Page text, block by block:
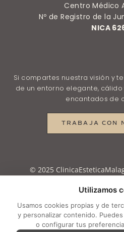
Centro Médico
Nº de Registro de la
NICA
Si compartes nuestra visión y
de un entorno elegante,
encantados de
TRABAJA CON
© 2025
Política de Cookies
Utilizamos
Usamos cookies propias y de
y personalizar contenido.
o configurar tus